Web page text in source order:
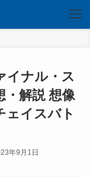
イナル・ス
・解説 想像
ェイスバト
年9月1日